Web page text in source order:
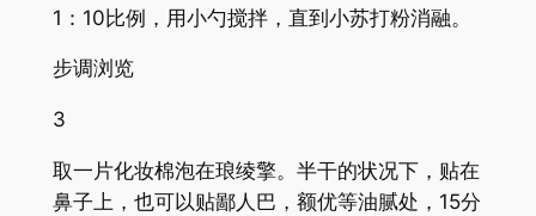
1：10比例，用小勺搅拌，直到小苏打粉消融。
步调浏览
3
取一片化妆棉泡在琅绫擎。半干的状况下，贴在
鼻子上，也可以贴鄙人巴，额优等油腻处，15分